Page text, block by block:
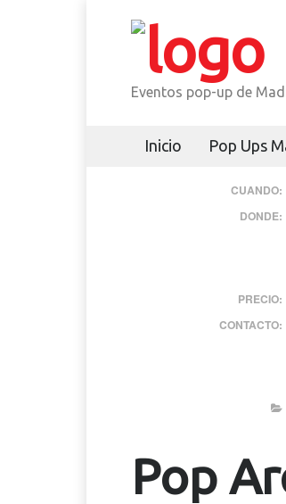
Eventos pop-up de
Inicio Pop Ups
CUANDO:
DONDE:
PRECIO:
CONTACTO:
Pop